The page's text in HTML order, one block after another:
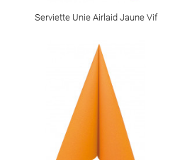
Serviette Unie Airlaid Jaune Vif